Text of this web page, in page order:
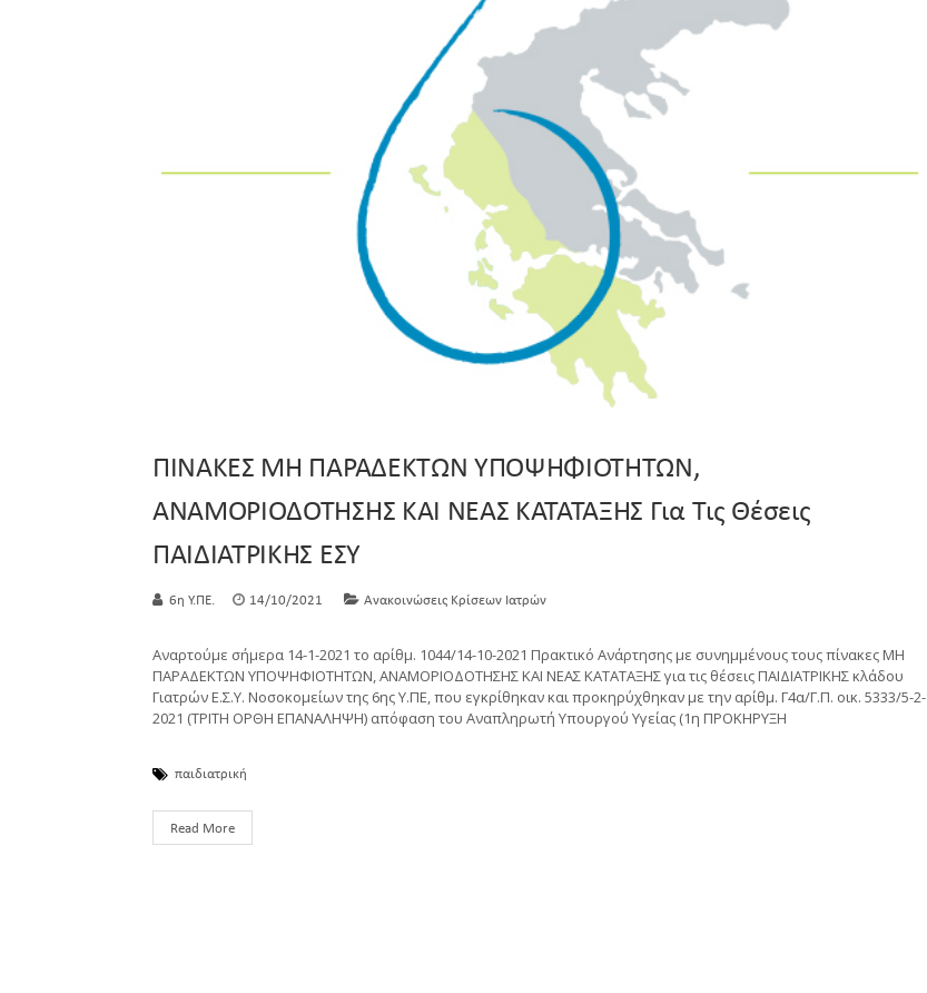
ΠΙΝΑΚΕΣ ΜΗ ΠΑΡΑΔΕΚΤΩΝ ΥΠΟΨΗΦΙΟΤΗΤΩΝ,
ΑΝΑΜΟΡΙΟΔΟΤΗΣΗΣ ΚΑΙ ΝΕΑΣ ΚΑΤΑΤΑΞΗΣ Για Τις Θέσεις
ΠΑΙΔΙΑΤΡΙΚΗΣ ΕΣΥ
6η Υ.ΠΕ. 14/10/2021 Ανακοινώσεις Κρίσεων Ιατρών
Αναρτούμε σήμερα 14-1-2021 το αρίθμ. 1044/14-10-2021 Πρακτικό Ανάρτησης με συνημμένους τους πίνακες ΜΗ
ΠΑΡΑΔΕΚΤΩΝ ΥΠΟΨΗΦΙΟΤΗΤΩΝ, ΑΝΑΜΟΡΙΟΔΟΤΗΣΗΣ ΚΑΙ ΝΕΑΣ ΚΑΤΑΤΑΞΗΣ για τις θέσεις ΠΑΙΔΙΑΤΡΙΚΗΣ κλάδου
Γιατρών Ε.Σ.Υ. Νοσοκομείων της 6ης Υ.ΠΕ, που εγκρίθηκαν και προκηρύχθηκαν με την αρίθμ. Γ4α/Γ.Π. οικ. 5333/5-2-
2021 (ΤΡΙΤΗ ΟΡΘΗ ΕΠΑΝΑΛΗΨΗ) απόφαση του Αναπληρωτή Υπουργού Υγείας (1η ΠΡΟΚΗΡΥΞΗ
παιδιατρική
Read More